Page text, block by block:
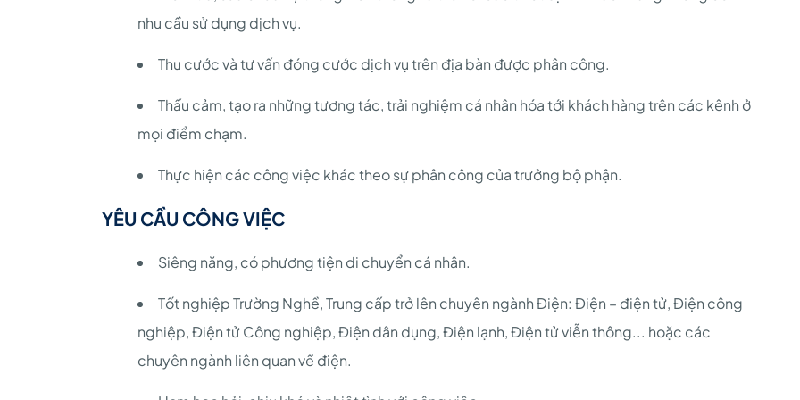
nhu cầu sử dụng dịch vụ.
Thu cước và tư vấn đóng cước dịch vụ trên địa bàn được phân công.
Thấu cảm, tạo ra những tương tác, trải nghiệm cá nhân hóa tới khách hàng trên các kênh ở
mọi điểm chạm.
Thực hiện các công việc khác theo sự phân công của trưởng bộ phận.
YÊU CẦU CÔNG VIỆC
Siêng năng, có phương tiện di chuyển cá nhân.
Tốt nghiệp Trường Nghề, Trung cấp trở lên chuyên ngành Điện: Điện – điện tử, Điện công
nghiệp, Điện tử Công nghiệp, Điện dân dụng, Điện lạnh, Điện tử viễn thông... hoặc các
chuyên ngành liên quan về điện.